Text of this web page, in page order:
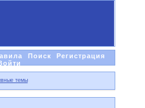
Поиск
Регистрация
темы